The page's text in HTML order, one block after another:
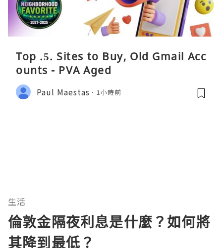
Top .5. Sites to Buy, Old Gmail Acc
ounts - PVA Aged
Paul Maestas 1小時前
生活
倫敦金隔夜利息是什麼？如何將
其降到最低？